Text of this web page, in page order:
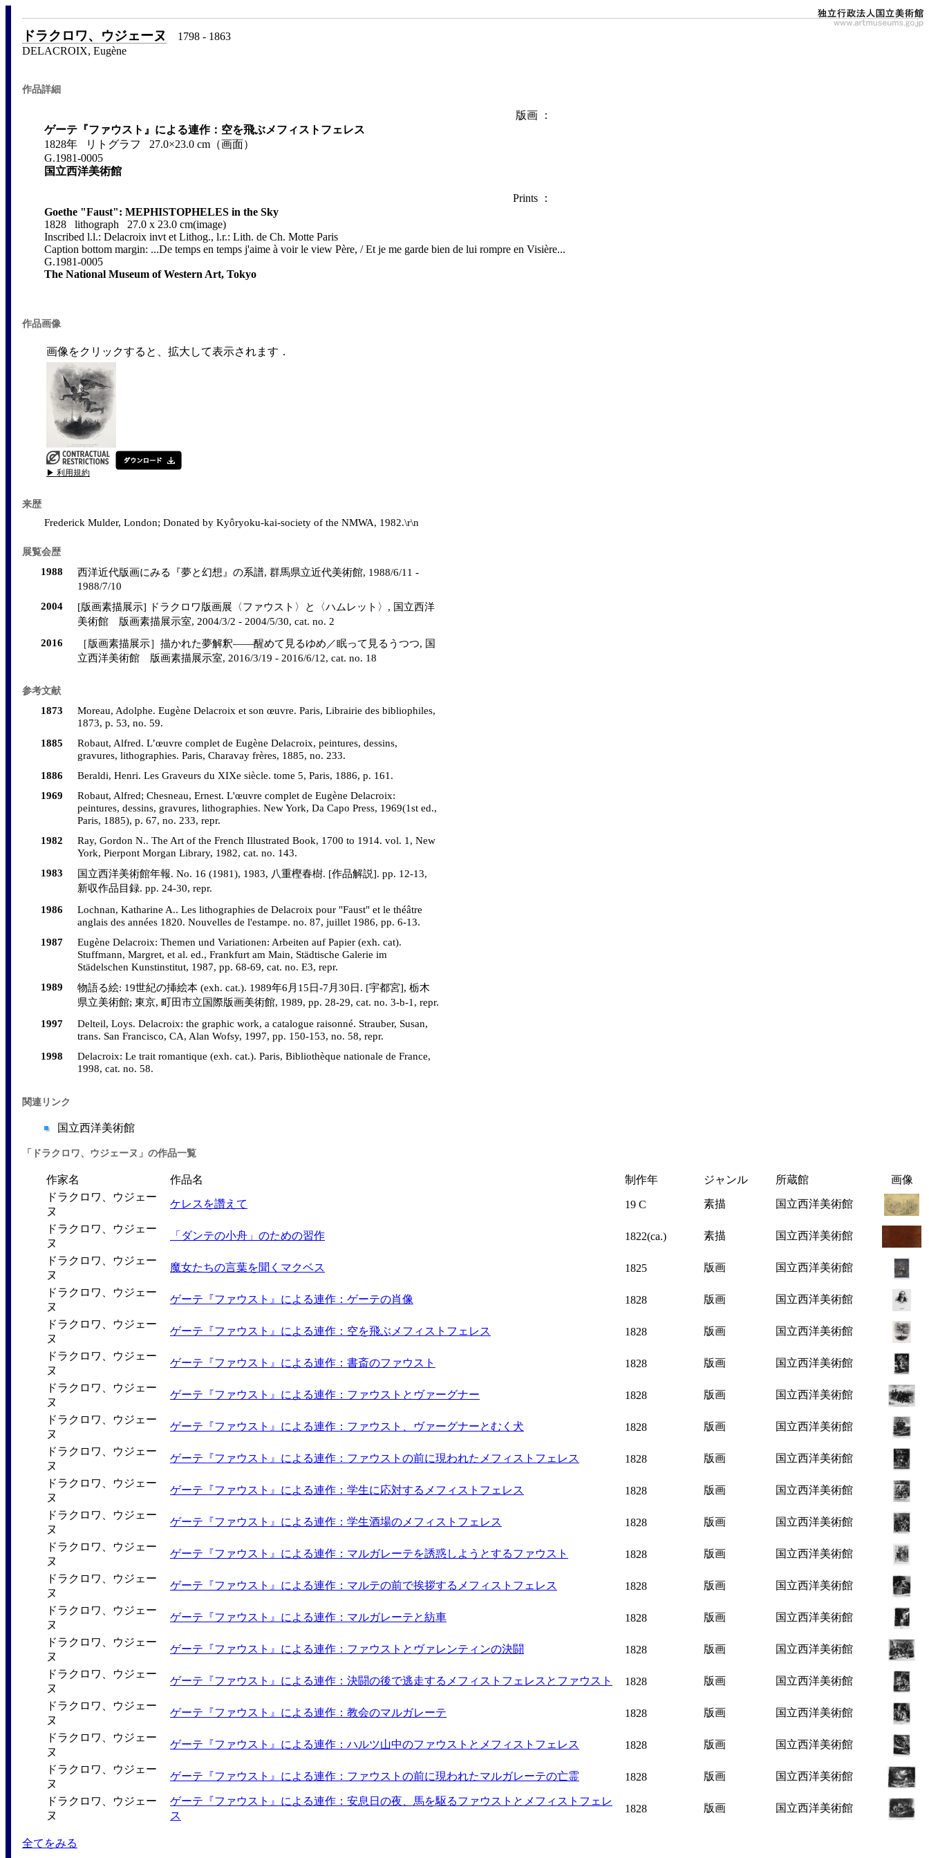
ドラクロワ、ウジェーヌ
1798 - 1863
DELACROIX, Eugène
作品詳細
版画 ：
ゲーテ『ファウスト』による連作：空を飛ぶメフィストフェレス
1828年 リトグラフ 27.0×23.0 cm（画面）
G.1981-0005
国立西洋美術館
Prints ：
Goethe "Faust": MEPHISTOPHELES in the Sky
1828 lithograph 27.0 x 23.0 cm(image)
Inscribed l.l.: Delacroix invt et Lithog., l.r.: Lith. de Ch. Motte Paris
Caption bottom margin: ...De temps en temps j'aime à voir le view Père, / Et je me garde bien de lui rompre en Visière...
G.1981-0005
The National Museum of Western Art, Tokyo
作品画像
画像をクリックすると、拡大して表示されます．
▶ 利用規約
来歴
Frederick Mulder, London; Donated by Kyôryoku-kai-society of the NMWA, 1982.\r\n
展覧会歴
1988
西洋近代版画にみる『夢と幻想』の系譜, 群馬県立近代美術館, 1988/6/11 -
1988/7/10
2004
[版画素描展示] ドラクロワ版画展〈ファウスト〉と〈ハムレット〉, 国立西洋
美術館 版画素描展示室, 2004/3/2 - 2004/5/30, cat. no. 2
2016
［版画素描展示］描かれた夢解釈――醒めて見るゆめ／眠って見るうつつ, 国
立西洋美術館 版画素描展示室, 2016/3/19 - 2016/6/12, cat. no. 18
参考文献
1873
Moreau, Adolphe. Eugène Delacroix et son œuvre. Paris, Librairie des bibliophiles,
1873, p. 53, no. 59.
1885
Robaut, Alfred. L’œuvre complet de Eugène Delacroix, peintures, dessins,
gravures, lithographies. Paris, Charavay frères, 1885, no. 233.
1886
Beraldi, Henri. Les Graveurs du XIXe siècle. tome 5, Paris, 1886, p. 161.
1969
Robaut, Alfred; Chesneau, Ernest. L'œuvre complet de Eugène Delacroix:
peintures, dessins, gravures, lithographies. New York, Da Capo Press, 1969(1st ed.,
Paris, 1885), p. 67, no. 233, repr.
1982
Ray, Gordon N.. The Art of the French Illustrated Book, 1700 to 1914. vol. 1, New
York, Pierpont Morgan Library, 1982, cat. no. 143.
1983
国立西洋美術館年報. No. 16 (1981), 1983, 八重樫春樹. [作品解説]. pp. 12-13,
新収作品目録. pp. 24-30, repr.
1986
Lochnan, Katharine A.. Les lithographies de Delacroix pour "Faust" et le théâtre
anglais des années 1820. Nouvelles de l'estampe. no. 87, juillet 1986, pp. 6-13.
1987
Eugène Delacroix: Themen und Variationen: Arbeiten auf Papier (exh. cat).
Stuffmann, Margret, et al. ed., Frankfurt am Main, Städtische Galerie im
Städelschen Kunstinstitut, 1987, pp. 68-69, cat. no. E3, repr.
1989
物語る絵: 19世紀の挿絵本 (exh. cat.). 1989年6月15日-7月30日. [宇都宮], 栃木
県立美術館; 東京, 町田市立国際版画美術館, 1989, pp. 28-29, cat. no. 3-b-1, repr.
1997
Delteil, Loys. Delacroix: the graphic work, a catalogue raisonné. Strauber, Susan,
trans. San Francisco, CA, Alan Wofsy, 1997, pp. 150-153, no. 58, repr.
1998
Delacroix: Le trait romantique (exh. cat.). Paris, Bibliothèque nationale de France,
1998, cat. no. 58.
関連リンク
国立西洋美術館
「ドラクロワ、ウジェーヌ」の作品一覧
作家名 作品名 制作年 ジャンル 所蔵館
画像
ドラクロワ、ウジェー
ヌ
ケレスを讚えて 19 C 素描 国立西洋美術館
ドラクロワ、ウジェー
ヌ
「ダンテの小舟」のための習作 1822(ca.) 素描 国立西洋美術館
ドラクロワ、ウジェー
ヌ
魔女たちの言葉を聞くマクベス 1825 版画 国立西洋美術館
ドラクロワ、ウジェー
ヌ
ゲーテ『ファウスト』による連作：ゲーテの肖像 1828 版画 国立西洋美術館
ドラクロワ、ウジェー
ヌ
ゲーテ『ファウスト』による連作：空を飛ぶメフィストフェレス 1828 版画 国立西洋美術館
ドラクロワ、ウジェー
ヌ
ゲーテ『ファウスト』による連作：書斎のファウスト 1828 版画 国立西洋美術館
ドラクロワ、ウジェー
ヌ
ゲーテ『ファウスト』による連作：ファウストとヴァーグナー 1828 版画 国立西洋美術館
ドラクロワ、ウジェー
ヌ
ゲーテ『ファウスト』による連作：ファウスト、ヴァーグナーとむく犬 1828 版画 国立西洋美術館
ドラクロワ、ウジェー
ヌ
ゲーテ『ファウスト』による連作：ファウストの前に現われたメフィストフェレス 1828 版画 国立西洋美術館
ドラクロワ、ウジェー
ヌ
ゲーテ『ファウスト』による連作：学生に応対するメフィストフェレス 1828 版画 国立西洋美術館
ドラクロワ、ウジェー
ヌ
ゲーテ『ファウスト』による連作：学生酒場のメフィストフェレス 1828 版画 国立西洋美術館
ドラクロワ、ウジェー
ヌ
ゲーテ『ファウスト』による連作：マルガレーテを誘惑しようとするファウスト 1828 版画 国立西洋美術館
ドラクロワ、ウジェー
ヌ
ゲーテ『ファウスト』による連作：マルテの前で挨拶するメフィストフェレス 1828 版画 国立西洋美術館
ドラクロワ、ウジェー
ヌ
ゲーテ『ファウスト』による連作：マルガレーテと紡車 1828 版画 国立西洋美術館
ドラクロワ、ウジェー
ヌ
ゲーテ『ファウスト』による連作：ファウストとヴァレンティンの決闘 1828 版画 国立西洋美術館
ドラクロワ、ウジェー
ヌ
ゲーテ『ファウスト』による連作：決闘の後で逃走するメフィストフェレスとファウスト 1828 版画 国立西洋美術館
ドラクロワ、ウジェー
ヌ
ゲーテ『ファウスト』による連作：教会のマルガレーテ 1828 版画 国立西洋美術館
ドラクロワ、ウジェー
ヌ
ゲーテ『ファウスト』による連作：ハルツ山中のファウストとメフィストフェレス 1828 版画 国立西洋美術館
ドラクロワ、ウジェー
ヌ
ゲーテ『ファウスト』による連作：ファウストの前に現われたマルガレーテの亡霊 1828 版画 国立西洋美術館
ドラクロワ、ウジェー
ヌ
ゲーテ『ファウスト』による連作：安息日の夜、馬を駆るファウストとメフィストフェレ
ス
1828 版画 国立西洋美術館
全てをみる